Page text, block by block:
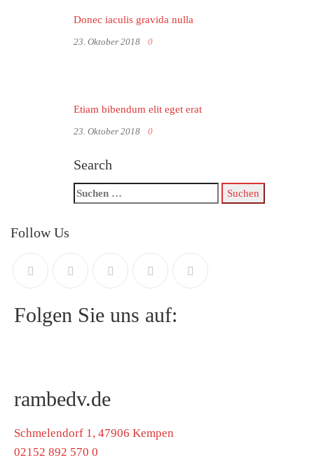
Donec iaculis gravida nulla
23. Oktober 2018 0
Etiam bibendum elit eget erat
23. Oktober 2018 0
Search
Follow Us
Folgen Sie uns auf:
rambedv.de
Schmelendorf 1, 47906 Kempen
02152 892 570 0